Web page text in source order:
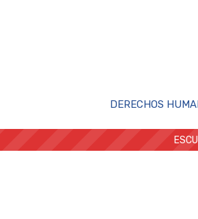
DERECHOS